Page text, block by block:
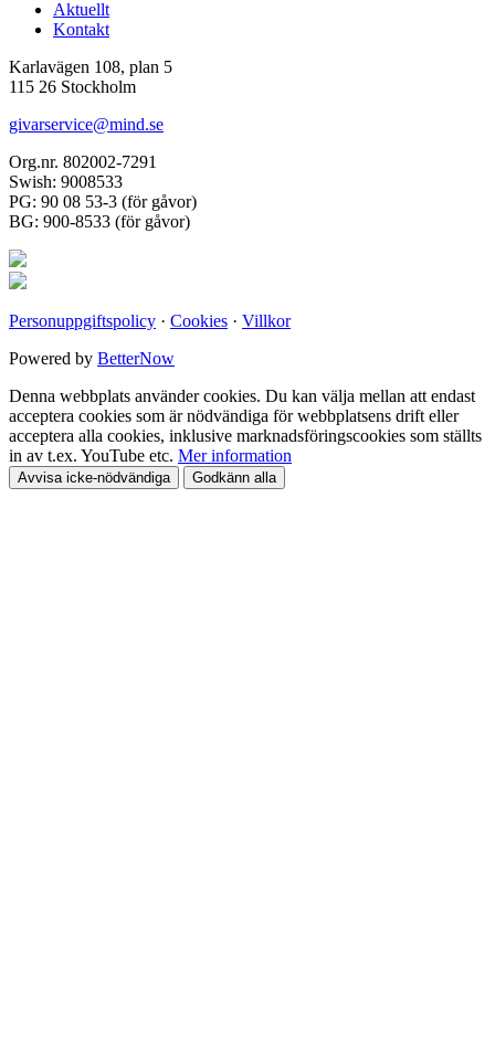
Aktuellt
Kontakt
Karlavägen 108, plan 5
115 26 Stockholm
givarservice@mind.se
Org.nr. 802002-7291
Swish: 9008533
PG: 90 08 53-3 (för gåvor)
BG: 900-8533 (för gåvor)
Personuppgiftspolicy · Cookies · Villkor
Powered by BetterNow
Denna webbplats använder cookies. Du kan välja mellan att endast
acceptera cookies som är nödvändiga för webbplatsens drift eller
acceptera alla cookies, inklusive marknadsföringscookies som ställts
in av t.ex. YouTube etc. Mer information
Avvisa icke-nödvändiga Godkänn alla